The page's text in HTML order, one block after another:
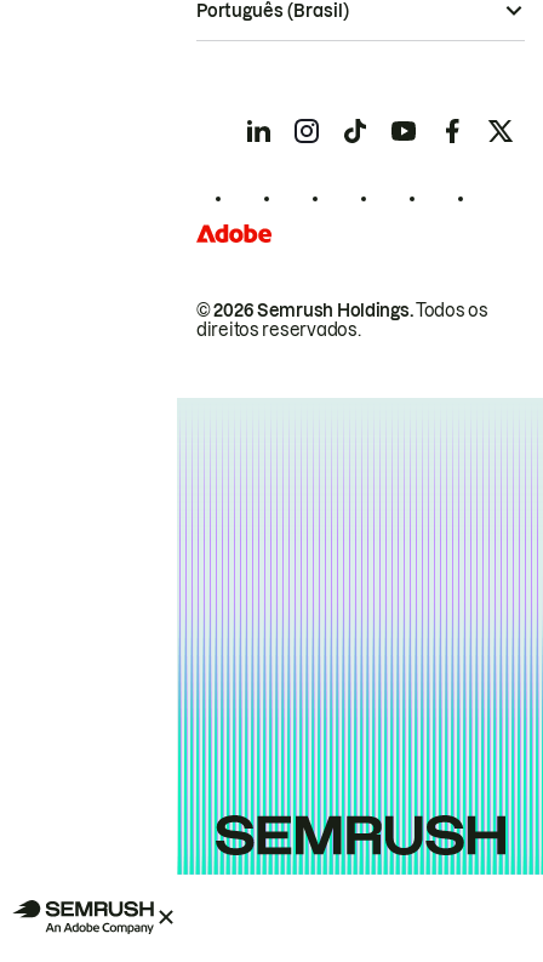
© 2026 Semrush Holdings.Todos os
direitos reservados.
Português (Brasil)